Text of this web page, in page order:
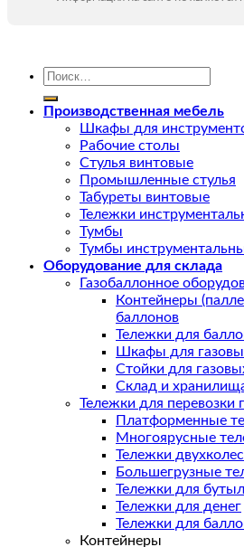
Искать:
Производственная мебель
Шкафы для
Рабочие столы
Стулья винтовые
Промышленные стулья
Табуреты винтовые
Тележки
Тумбы
Тумбы
Оборудование для склада
Газобаллонное
Контейнеры
баллонов
Тележки для
Шкафы для
Стойки для
Склад и
Тележки для перевозки
Платформенные
Многоярусные
Тележки
Большегрузные
Тележки для
Тележки для денег
Тележки для
Контейнеры